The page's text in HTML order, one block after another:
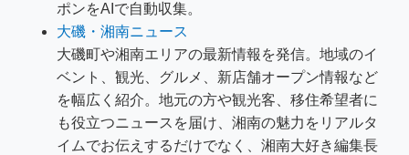
ポンをAIで自動収集。
大磯・湘南ニュース
大磯町や湘南エリアの最新情報を発信。地域のイ
ベント、観光、グルメ、新店舗オープン情報など
を幅広く紹介。地元の方や観光客、移住希望者に
も役立つニュースを届け、湘南の魅力をリアルタ
イムでお伝えするだけでなく、湘南大好き編集長